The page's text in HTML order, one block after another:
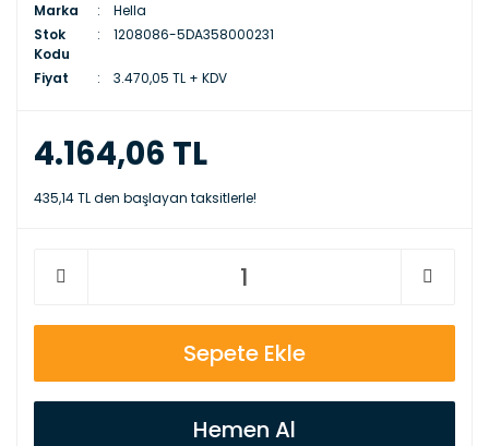
Marka
Hella
Stok
Kodu
1208086-5DA358000231
Fiyat 3.470,05 TL + KDV
4.164,06 TL
435,14 TL den başlayan taksitlerle!
Sepete Ekle
Hemen Al